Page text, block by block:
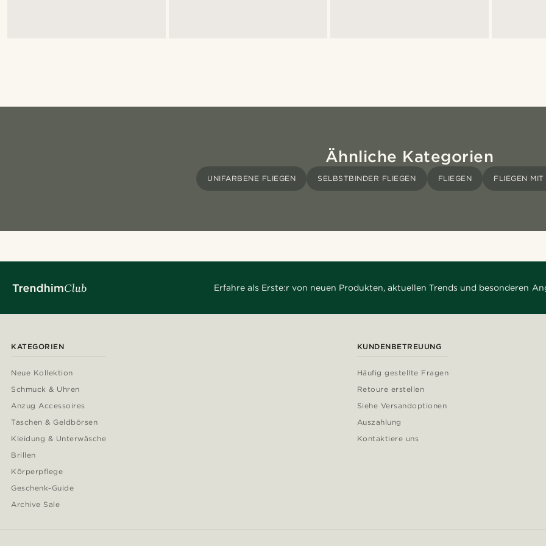
Ähnliche Kategorien
UNIFARBENE FLIEGEN SELBSTBINDER FLIEGEN FLIEGEN FLIEGEN
Erfahre als Erste:r von neuen Produkten, aktuellen Trends und besonderen
KATEGORIEN
Neue Kollektion
Schmuck & Uhren
Anzug Accessoires
Taschen & Geldbörsen
Kleidung & Unterwäsche
Brillen
Körperpflege
Geschenk-Guide
Archive Sale
KUNDENBETREUUNG
Häufig gestellte Fragen
Retoure erstellen
Siehe Versandoptionen
Auszahlung
Kontaktiere uns